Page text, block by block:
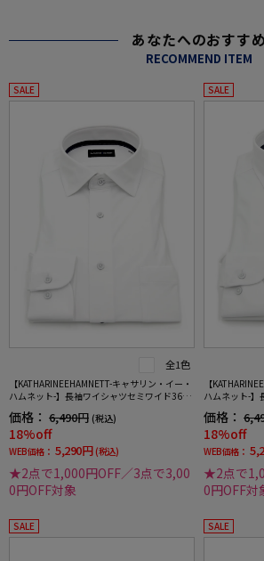
あなたへのおすすめ
RECOMMEND ITEM
SALE
全1色
【KATHARINEEHAMNETT-キャサリン・イー・
ハムネット-】長袖ワイシャツセミワイド360°
ストレッチ吸水速乾無地通年
価格： 6,490円 (税込)
18%off
WEB価格： 5,290円 (税込)
★2点で1,000円OFF／3点で3,00
0円OFF対象
SALE
【
ハムネット-】
0°ストレッチ
価格：
18%off
WEB価格：
★2点で
0円OFF対
SALE SALE